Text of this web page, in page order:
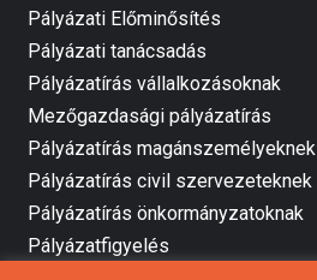
Pályázati Előminősítés
Pályázati tanácsadás
Pályázatírás vállalkozásoknak
Mezőgazdasági pályázatírás
Pályázatírás magánszemélyeknek
Pályázatírás civil szervezeteknek
Pályázatírás önkormányzatoknak
Pályázatfigyelés